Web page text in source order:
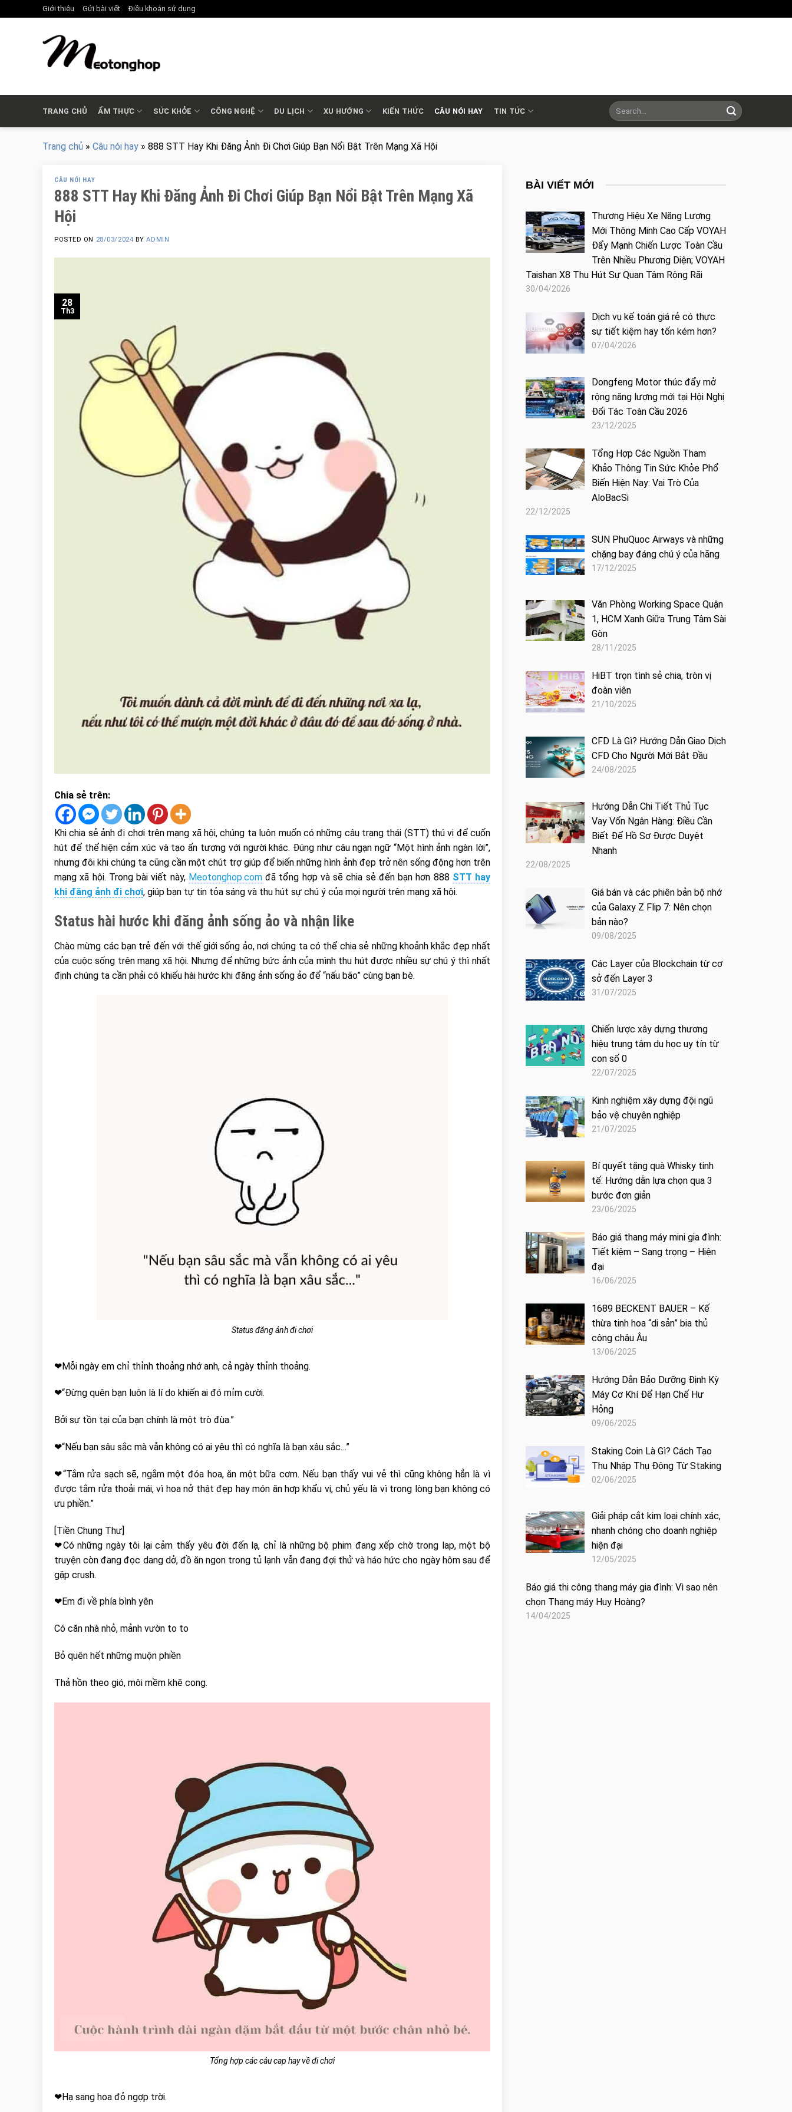
to
Giới thiệu Gửi bài viết Điều khoản sử dụng
TRANG CHỦ ẨM THỰC SỨC KHỎE CÔNG NGHỆ DU LỊCH XU HƯỚNG KIẾN THỨC CÂU NÓI HAY TIN TỨC
Trang chủ » Câu nói hay » 888 STT Hay Khi Đăng Ảnh Đi Chơi Giúp Bạn Nổi Bật Trên Mạng Xã Hội
CÂU NÓI HAY
888 STT Hay Khi Đăng Ảnh Đi Chơi Giúp Bạn Nổi Bật Trên Mạng Xã
Hội
POSTED ON 28/03/2024 BYADMIN
28
Th3
Chia sẻ trên:
Khi chia sẻ ảnh đi chơi trên mạng xã hội, chúng ta luôn muốn có những câu trạng thái (STT) thú vị để cuốn
hút để thể hiện cảm xúc và tạo ấn tượng với người khác. Đúng như câu ngạn ngữ “Một hình ảnh ngàn lời”,
nhưng đôi khi chúng ta cũng cần một chút trợ giúp để biến những hình ảnh đẹp trở nên sống động hơn trên
mạng xã hội. Trong bài viết này, Meotonghop.comđã tổng hợp và sẽ chia sẻ đến bạn hơn 888 STT hay
khi đăng ảnh đi chơi, giúp bạn tự tin tỏa sáng và thu hút sự chú ý của mọi người trên mạng xã hội.
Status hài hước khi đăng ảnh sống ảo và nhận like
Chào mừng các bạn trẻ đến với thế giới sống ảo, nơi chúng ta có thể chia sẻ những khoảnh khắc đẹp nhất
của cuộc sống trên mạng xã hội. Nhưng để những bức ảnh của mình thu hút được nhiều sự chú ý thì nhất
định chúng ta cần phải có khiếu hài hước khi đăng ảnh sống ảo để “nấu bão” cùng bạn bè.
Status đăng ảnh đi chơi
❤Mỗi ngày em chỉ thỉnh thoảng nhớ anh, cả ngày thỉnh thoảng.
❤“Đừng quên bạn luôn là lí do khiến ai đó mỉm cười.
Bởi sự tồn tại của bạn chính là một trò đùa.”
❤“Nếu bạn sâu sắc mà vẫn không có ai yêu thì có nghĩa là bạn xâu sắc…”
❤“Tắm rửa sạch sẽ, ngắm một đóa hoa, ăn một bữa cơm. Nếu bạn thấy vui vẻ thì cũng không hẳn là vì
được tắm rửa thoải mái, vì hoa nở thật đẹp hay món ăn hợp khẩu vị, chủ yếu là vì trong lòng bạn không có
ưu phiền.”
[Tiền Chung Thư]
❤Có những ngày tôi lại cảm thấy yêu đời đến lạ, chỉ là những bộ phim đang xếp chờ trong lap, một bộ
truyện còn đang đọc dang dở, đồ ăn ngon trong tủ lạnh vẫn đang đợi thử và háo hức cho ngày hôm sau để
gặp crush.
❤Em đi về phía bình yên
Có căn nhà nhỏ, mảnh vườn to to
Bỏ quên hết những muộn phiền
Thả hồn theo gió, môi mềm khẽ cong.
Tổng hợp các câu cap hay về đi chơi
❤Hạ sang hoa đỏ ngợp trời.
BÀI VIẾT MỚI
Thương Hiệu Xe Năng Lượng
Mới Thông Minh Cao Cấp VOYAH
Đẩy Mạnh Chiến Lược Toàn Cầu
Trên Nhiều Phương Diện; VOYAH
Taishan X8 Thu Hút Sự Quan Tâm Rộng Rãi
30/04/2026
Dịch vụ kế toán giá rẻ có thực
sự tiết kiệm hay tốn kém hơn?
07/04/2026
Dongfeng Motor thúc đẩy mở
rộng năng lượng mới tại Hội Nghị
Đối Tác Toàn Cầu 2026
23/12/2025
Tổng Hợp Các Nguồn Tham
Khảo Thông Tin Sức Khỏe Phổ
Biến Hiện Nay: Vai Trò Của
AloBacSi
22/12/2025
SUN PhuQuoc Airways và những
chặng bay đáng chú ý của hãng
17/12/2025
Văn Phòng Working Space Quận
1, HCM Xanh Giữa Trung Tâm Sài
Gòn
28/11/2025
HiBT trọn tình sẻ chia, tròn vị
đoàn viên
21/10/2025
CFD Là Gì? Hướng Dẫn Giao Dịch
CFD Cho Người Mới Bắt Đầu
24/08/2025
Hướng Dẫn Chi Tiết Thủ Tục
Vay Vốn Ngân Hàng: Điều Cần
Biết Để Hồ Sơ Được Duyệt
Nhanh
22/08/2025
Giá bán và các phiên bản bộ nhớ
của Galaxy Z Flip 7: Nên chọn
bản nào?
09/08/2025
Các Layer của Blockchain từ cơ
sở đến Layer 3
31/07/2025
Chiến lược xây dựng thương
hiệu trung tâm du học uy tín từ
con số 0
22/07/2025
Kinh nghiệm xây dựng đội ngũ
bảo vệ chuyên nghiệp
21/07/2025
Bí quyết tặng quà Whisky tinh
tế: Hướng dẫn lựa chọn qua 3
bước đơn giản
23/06/2025
Báo giá thang máy mini gia đình:
Tiết kiệm – Sang trọng – Hiện
đại
16/06/2025
1689 BECKENT BAUER – Kế
thừa tinh hoa “di sản” bia thủ
công châu Âu
13/06/2025
Hướng Dẫn Bảo Dưỡng Định Kỳ
Máy Cơ Khí Để Hạn Chế Hư
Hỏng
09/06/2025
Staking Coin Là Gì? Cách Tạo
Thu Nhập Thụ Động Từ Staking
02/06/2025
Giải pháp cắt kim loại chính xác,
nhanh chóng cho doanh nghiệp
hiện đại
12/05/2025
Báo giá thi công thang máy gia đình: Vì sao nên
chọn Thang máy Huy Hoàng?
14/04/2025